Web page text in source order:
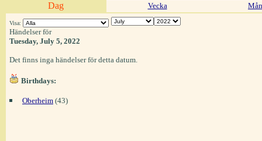
Dag Vecka
Visa:
Händelser för
Tuesday, July 5, 2022
Det finns inga händelser för detta datum.
Birthdays:
Oberheim (43)